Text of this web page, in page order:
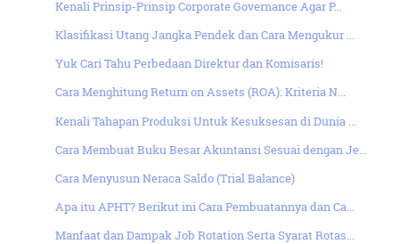
Kenali Prinsip-Prinsip Corporate Governance Agar P...
Klasifikasi Utang Jangka Pendek dan Cara Mengukur ...
Yuk Cari Tahu Perbedaan Direktur dan Komisaris!
Cara Menghitung Return on Assets (ROA): Kriteria N...
Kenali Tahapan Produksi Untuk Kesuksesan di Dunia ...
Cara Membuat Buku Besar Akuntansi Sesuai dengan Je...
Cara Menyusun Neraca Saldo (Trial Balance)
Apa itu APHT? Berikut ini Cara Pembuatannya dan Ca...
Manfaat dan Dampak Job Rotation Serta Syarat Rotas...